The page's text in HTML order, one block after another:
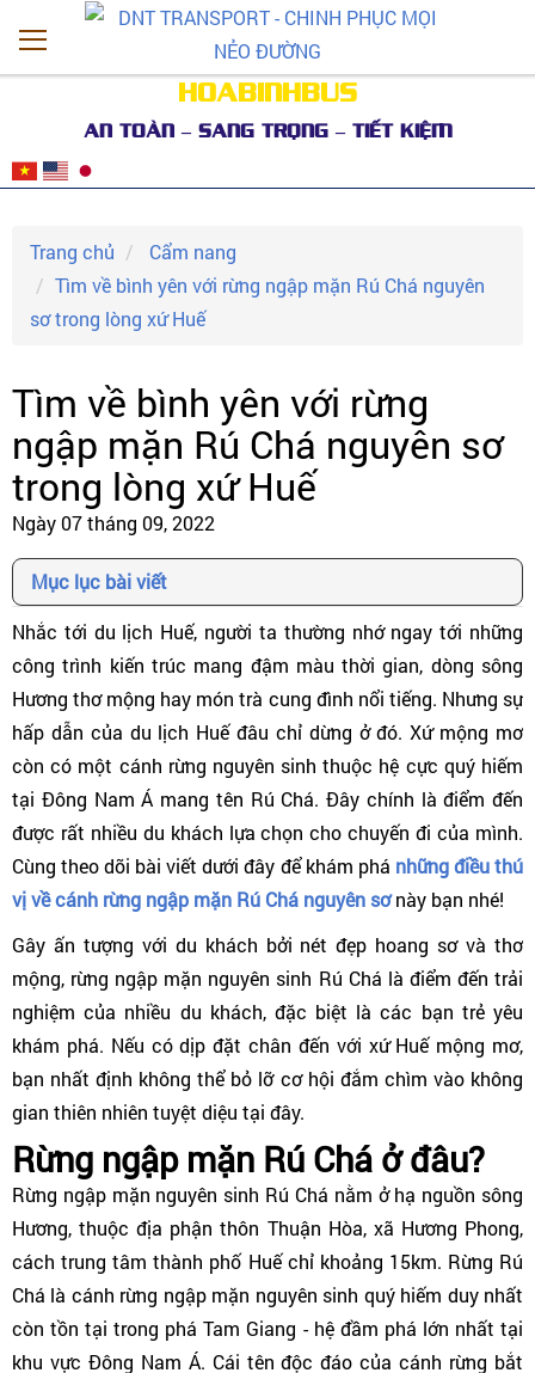
HOABINHBUS
AN TOÀN – SANG TRỌNG – TIẾT KIỆM
Trang chủ
Cẩm nang
Tìm về bình yên với rừng ngập mặn Rú Chá nguyên
sơ trong lòng xứ Huế
Tìm về bình yên với rừng
ngập mặn Rú Chá nguyên sơ
trong lòng xứ Huế
Ngày 07 tháng 09, 2022
Mục lục bài viết
Nhắc tới du lịch Huế, người ta thường nhớ ngay tới những
công trình kiến trúc mang đậm màu thời gian, dòng sông
Hương thơ mộng hay món trà cung đình nổi tiếng. Nhưng sự
hấp dẫn của du lịch Huế đâu chỉ dừng ở đó. Xứ mộng mơ
còn có một cánh rừng nguyên sinh thuộc hệ cực quý hiếm
tại Đông Nam Á mang tên Rú Chá. Đây chính là điểm đến
được rất nhiều du khách lựa chọn cho chuyến đi của mình.
Cùng theo dõi bài viết dưới đây để khám phá những điều thú
vị về cánh rừng ngập mặn Rú Chá nguyên sơnày bạn nhé!
Gây ấn tượng với du khách bởi nét đẹp hoang sơ và thơ
mộng, rừng ngập mặn nguyên sinh Rú Chá là điểm đến trải
nghiệm của nhiều du khách, đặc biệt là các bạn trẻ yêu
khám phá. Nếu có dịp đặt chân đến với xứ Huế mộng mơ,
bạn nhất định không thể bỏ lỡ cơ hội đắm chìm vào không
gian thiên nhiên tuyệt diệu tại đây.
Rừng ngập mặn Rú Chá ở đâu?
Rừng ngập mặn nguyên sinh Rú Chá nằm ở hạ nguồn sông
Hương, thuộc địa phận thôn Thuận Hòa, xã Hương Phong,
cách trung tâm thành phố Huế chỉ khoảng 15km. Rừng Rú
Chá là cánh rừng ngập mặn nguyên sinh quý hiếm duy nhất
còn tồn tại trong phá Tam Giang - hệ đầm phá lớn nhất tại
khu vực Đông Nam Á. Cái tên độc đáo của cánh rừng bắt